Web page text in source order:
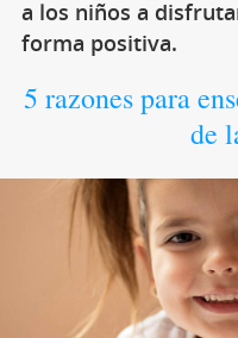
a los niños a
forma positiva.
5 razones para
de